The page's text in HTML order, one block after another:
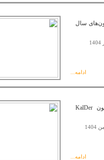
سال
ادامه...
یازدهمین مسابقه بین‌المللی کارتون KalDer
ادامه...